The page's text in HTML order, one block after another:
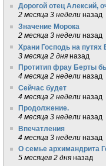
Дорогой отец Алексий,
2 месяца 3 недели назад
Значение Морока
2 месяца 3 недели назад
Храни Господь на путях
3 месяца 2 дня назад
Протитип фрау Берты
4 месяца 2 недели назад
Сейчас будет
4 месяца 2 недели назад
Продолжение.
4 месяца 3 недели назад
Впечатления
4 месяца 3 недели назад
О семье архимандрита
5 месяцев 2 дня назад